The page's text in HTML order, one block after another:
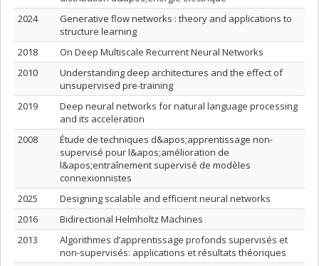
2024
Generative flow networks : theory and applications to
structure learning
2018
On Deep Multiscale Recurrent Neural Networks
2010
Understanding deep architectures and the effect of
unsupervised pre-training
2019
Deep neural networks for natural language processing
and its acceleration
2008
Étude de techniques d&apos;apprentissage non-
supervisé pour l&apos;amélioration de
l&apos;entraînement supervisé de modèles
connexionnistes
2025
Designing scalable and efficient neural networks
2016
Bidirectional Helmholtz Machines
2013
Algorithmes d’apprentissage profonds supervisés et
non-supervisés: applications et résultats théoriques